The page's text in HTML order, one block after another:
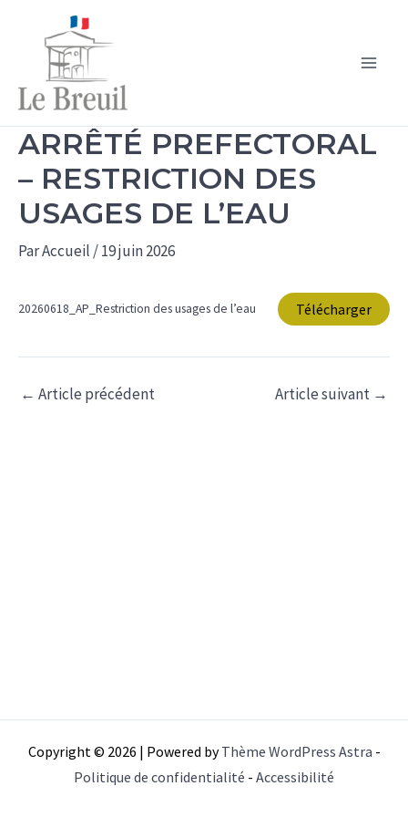
contenu
ARRÊTÉ PREFECTORAL
– RESTRICTION DES
USAGES DE L’EAU
ParAccueil /19 juin 2026
20260618_AP_Restriction des usages de l’eau Télécharger
← Article précédent Article suivant →
Copyright © 2026 | Powered byThème WordPress Astra -
Politique de confidentialité - Accessibilité